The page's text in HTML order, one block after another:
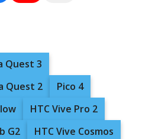
Quest 3
Quest 2
Pico 4
HTC Vive Pro 2
G2 HTC Vive Cosmos